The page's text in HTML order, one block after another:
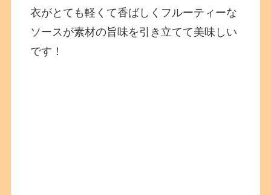
衣がとても軽くて香ばしくフルーティーな
ソースが素材の旨味を引き立てて美味しい
です！